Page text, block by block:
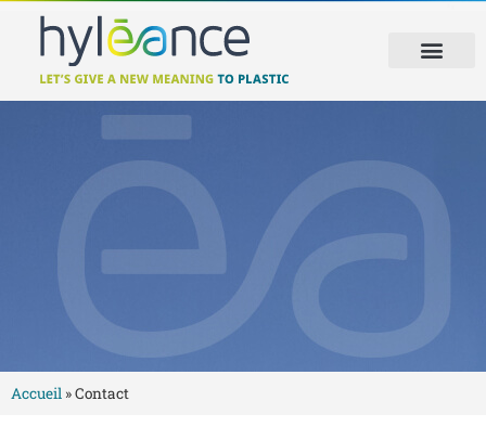
Accueil »Contact